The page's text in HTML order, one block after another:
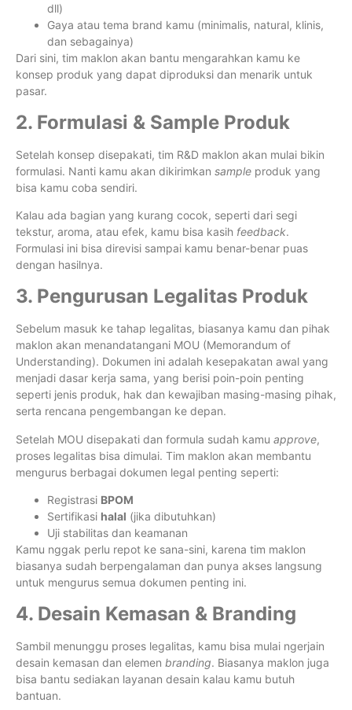
dll)
Gaya atau tema brand kamu (minimalis, natural, klinis,
dan sebagainya)
Dari sini, tim maklon akan bantu mengarahkan kamu ke
konsep produk yang dapat diproduksi dan menarik untuk
pasar.
2. Formulasi & Sample Produk
Setelah konsep disepakati, tim R&D maklon akan mulai bikin
formulasi. Nanti kamu akan dikirimkan sample produk yang
bisa kamu coba sendiri.
Kalau ada bagian yang kurang cocok, seperti dari segi
tekstur, aroma, atau efek, kamu bisa kasih feedback.
Formulasi ini bisa direvisi sampai kamu benar-benar puas
dengan hasilnya.
3. Pengurusan Legalitas Produk
Sebelum masuk ke tahap legalitas, biasanya kamu dan pihak
maklon akan menandatangani MOU (Memorandum of
Understanding). Dokumen ini adalah kesepakatan awal yang
menjadi dasar kerja sama, yang berisi poin-poin penting
seperti jenis produk, hak dan kewajiban masing-masing pihak,
serta rencana pengembangan ke depan.
Setelah MOU disepakati dan formula sudah kamu approve,
proses legalitas bisa dimulai. Tim maklon akan membantu
mengurus berbagai dokumen legal penting seperti:
Registrasi BPOM
Sertifikasi halal (jika dibutuhkan)
Uji stabilitas dan keamanan
Kamu nggak perlu repot ke sana-sini, karena tim maklon
biasanya sudah berpengalaman dan punya akses langsung
untuk mengurus semua dokumen penting ini.
4. Desain Kemasan & Branding
Sambil menunggu proses legalitas, kamu bisa mulai ngerjain
desain kemasan dan elemen branding. Biasanya maklon juga
bisa bantu sediakan layanan desain kalau kamu butuh
bantuan.